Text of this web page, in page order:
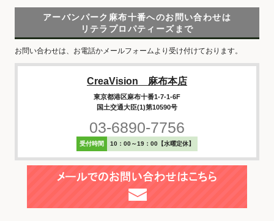
アーバンパーク麻布十番へのお問い合わせは
リテラプロパティーズまで
お問い合わせは、お電話かメールフォームより受け付けております。
CreaVision 麻布本店
東京都港区麻布十番1-7-1-6F
国土交通大臣(1)第10590号
03-6890-7756
受付時間 10：00～19：00【水曜定休】